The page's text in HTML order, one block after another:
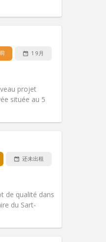
1 9月
projet
située au 5
习氛围
还未出租
de qualité dans
du Sart-